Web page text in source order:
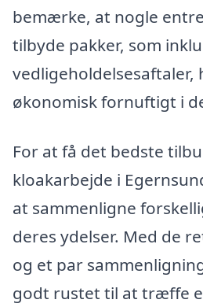
bemærke, at nogle
tilbyde pakker, som
økonomisk fornuftigt i
For at få det bedste
kloakarbejde i
at sammenligne
deres ydelser. Med de
og et par
godt rustet til at træffe